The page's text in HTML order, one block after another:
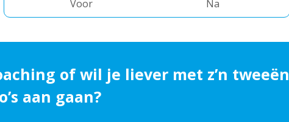
Voor Na
of wil je liever met z’n tweeën
aan gaan?